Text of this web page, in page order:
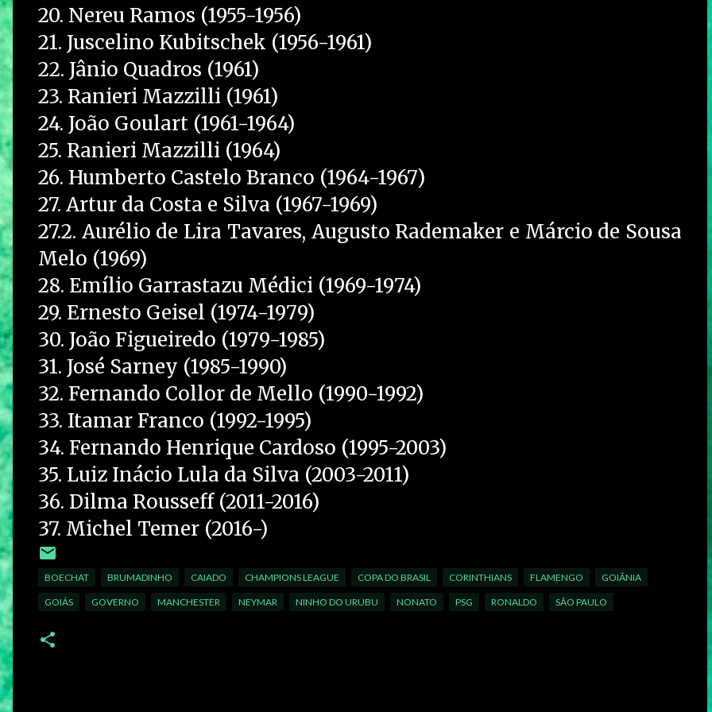
20. Nereu Ramos (1955-1956)
21. Juscelino Kubitschek (1956-1961)
22. Jânio Quadros (1961)
23. Ranieri Mazzilli (1961)
24. João Goulart (1961-1964)
25. Ranieri Mazzilli (1964)
26. Humberto Castelo Branco (1964-1967)
27. Artur da Costa e Silva (1967-1969)
27.2. Aurélio de Lira Tavares, Augusto Rademaker e Márcio de Sousa
Melo (1969)
28. Emílio Garrastazu Médici (1969-1974)
29. Ernesto Geisel (1974-1979)
30. João Figueiredo (1979-1985)
31. José Sarney (1985-1990)
32. Fernando Collor de Mello (1990-1992)
33. Itamar Franco (1992-1995)
34. Fernando Henrique Cardoso (1995-2003)
35. Luiz Inácio Lula da Silva (2003-2011)
36. Dilma Rousseff (2011-2016)
37. Michel Temer (2016-)
BOECHAT BRUMADINHO CAIADO CHAMPIONS LEAGUE COPA DO BRASIL CORINTHIANS FLAMENGO GOIÂNIA
GOIÁS GOVERNO MANCHESTER NEYMAR NINHO DO URUBU NONATO PSG RONALDO SÃO PAULO